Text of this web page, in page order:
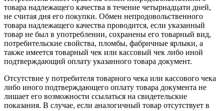
товара надлежащего качества в течение четырнадцати дней,
не считая дня его покупки. Обмен непродовольственного
товара надлежащего качества проводится, если указанный
товар не был в употреблении, сохранены его товарный вид,
потребительские свойства, пломбы, фабричные ярлыки, а
также имеется товарный чек или кассовый чек либо иной
подтверждающий оплату указанного товара документ.
Отсутствие у потребителя товарного чека или кассового чека
либо иного подтверждающего оплату товара документа не
лишает его возможности ссылаться на свидетельские
показания. В случае, если аналогичный товар отсутствует в